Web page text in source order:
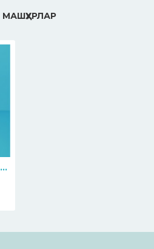
МАШҲУРЛАР
Бир чўнтакли юқори тезликда тангаларни сановчи-сараловчи BANKOSA BK-1700